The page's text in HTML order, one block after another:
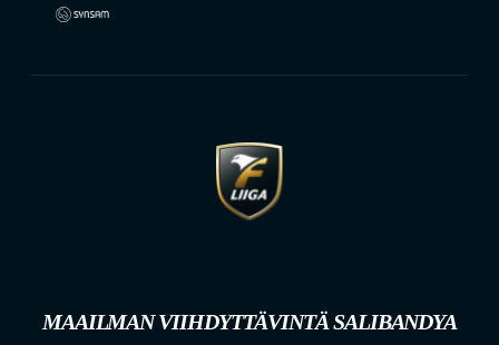
MAAILMAN VIIHDYTTÄVINTÄ SALIBANDYA